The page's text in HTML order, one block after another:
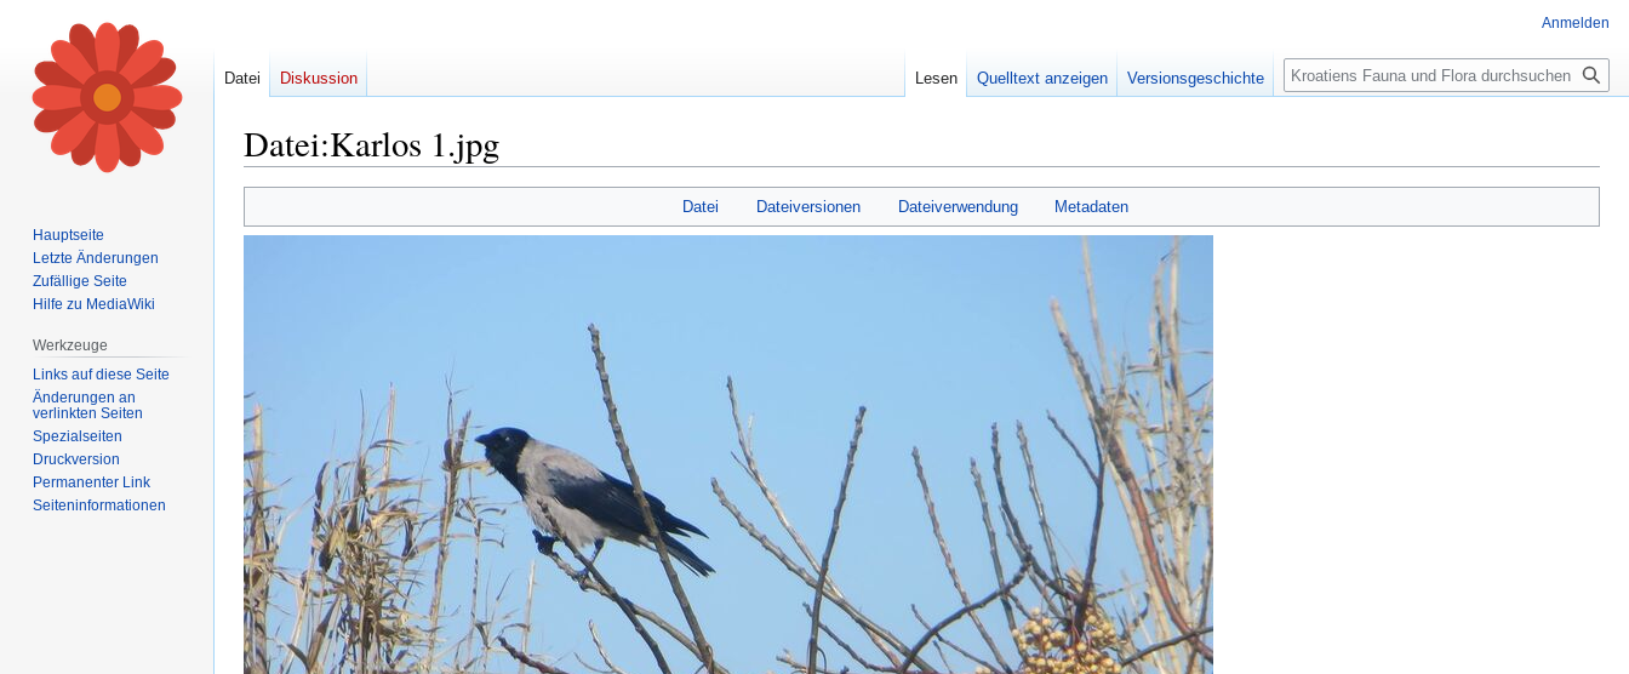
Datei:Karlos 1.jpg
Navigation
Suche
Datei Dateiversionen Dateiverwendung Metadaten
Anmelden
Datei Diskussion Lesen Quelltext anzeigen Versionsgeschichte Suche
Hauptseite
Letzte Änderungen
Zufällige Seite
Hilfe zu MediaWiki
Werkzeuge
Links auf diese Seite
Änderungen an
verlinkten Seiten
Spezialseiten
Druckversion
Permanenter Link
Seiten­informationen